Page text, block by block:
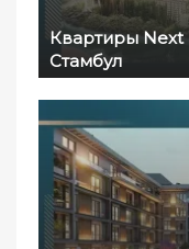
Квартиры Next
Стамбул